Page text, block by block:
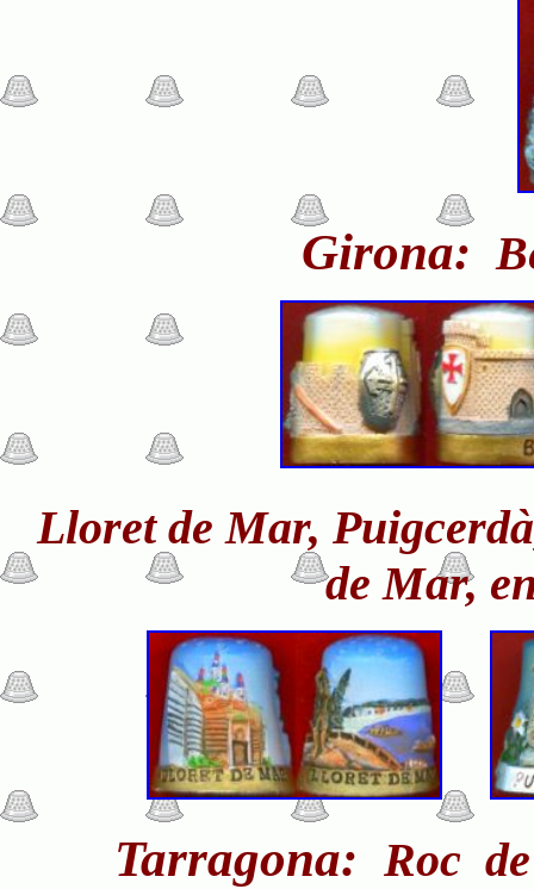
Girona:
Lloret de Mar,
de Mar,
Tarragona: Roc